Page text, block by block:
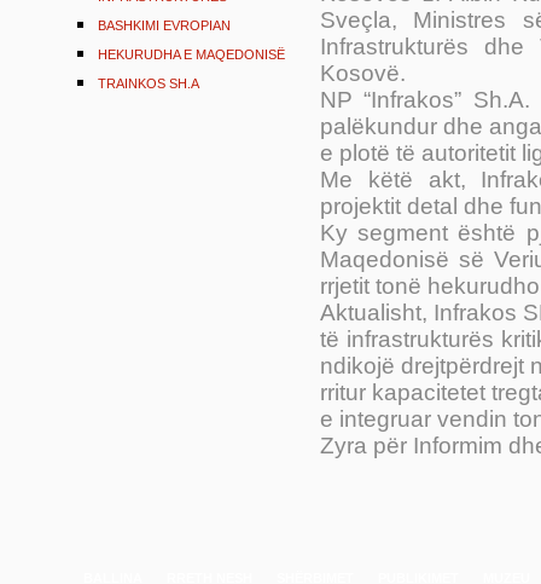
BASHKIMI EVROPIAN
HEKURUDHA E MAQEDONISË
TRAINKOS SH.A
Sveçla, Ministres
Infrastrukturës
Kosovë.
NP “Infrakos”
palëkundur dhe
e plotë të autoritetit
Me këtë akt,
projektit detal dhe
Ky segment është
Maqedonisë së
rrjetit tonë
Aktualisht, Infrakos
të infrastrukturës
ndikojë drejtpërdrejt
rritur kapacitetet
e integruar vendin
Zyra për Informim